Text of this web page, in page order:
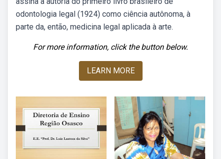
odontologia legal (1924) como ciência autônoma, à
parte da, então, medicina legal aplicada à arte.
For more information, click the button below.
LEARN MORE